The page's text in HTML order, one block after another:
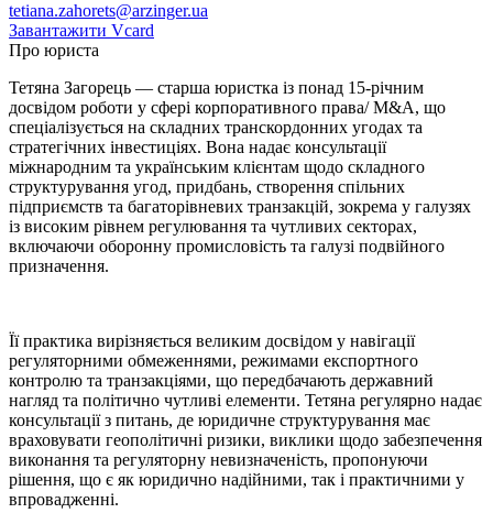
tetiana.zahorets@arzinger.ua
Завантажити Vcard
Про юриста
Тетяна Загорець — старша юристка із понад 15-річним
досвідом роботи у сфері корпоративного права/ M&A, що
спеціалізується на складних транскордонних угодах та
стратегічних інвестиціях. Вона надає консультації
міжнародним та українським клієнтам щодо складного
структурування угод, придбань, створення спільних
підприємств та багаторівневих транзакцій, зокрема у галузях
із високим рівнем регулювання та чутливих секторах,
включаючи оборонну промисловість та галузі подвійного
призначення.
Її практика вирізняється великим досвідом у навігації
регуляторними обмеженнями, режимами експортного
контролю та транзакціями, що передбачають державний
нагляд та політично чутливі елементи. Тетяна регулярно надає
консультації з питань, де юридичне структурування має
враховувати геополітичні ризики, виклики щодо забезпечення
виконання та регуляторну невизначеність, пропонуючи
рішення, що є як юридично надійними, так і практичними у
впровадженні.